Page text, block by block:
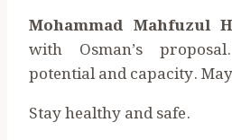
Mohammad Mahfuzul
with Osman’s
potential and capacity.
Stay healthy and safe.